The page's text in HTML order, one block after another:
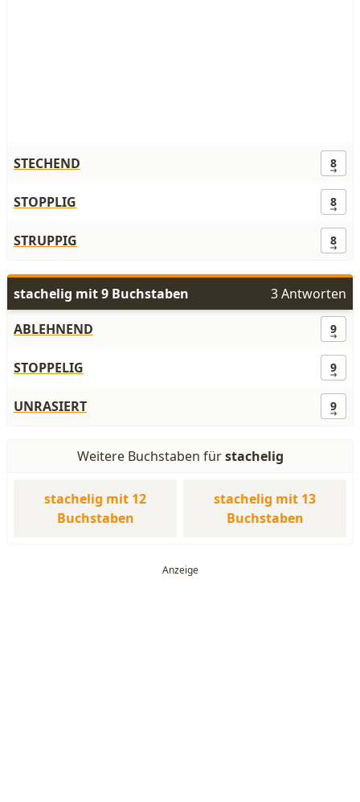
STECHEND 8
STOPPLIG 8
STRUPPIG 8
stachelig mit 9 Buchstaben
3 Antworten
ABLEHNEND
9
STOPPELIG 9
UNRASIERT 9
Weitere Buchstaben fürstachelig
stachelig mit 12
Buchstaben
stachelig mit 13
Buchstaben